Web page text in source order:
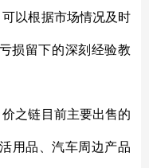
可以根据市场情况及时
损留下的深刻经验教
之链目前主要出售的
用品、汽车周边产品